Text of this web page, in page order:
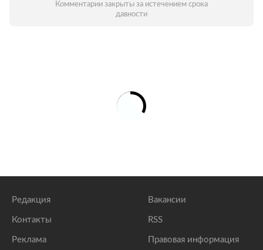
Комментарии закрыты за истечением срока
давности
Редакция
Контакты
Реклама
Вакансии
RSS
Правовая информация